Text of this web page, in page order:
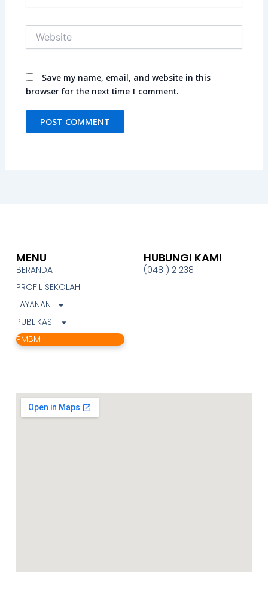
Save my name, email, and website in this
browser for the next time I comment.
MENU
BERANDA
PROFIL SEKOLAH
LAYANAN
PUBLIKASI
PMBM
HUBUNGI KAMI
(0481) 21238